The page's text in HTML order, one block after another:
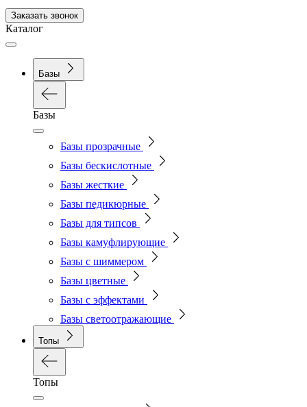
Заказать звонок
Каталог
Базы
Базы
Базы прозрачные
Базы бескислотные
Базы жесткие
Базы педикюрные
Базы для типсов
Базы камуфлирующие
Базы с шиммером
Базы цветные
Базы с эффектами
Базы светоотражающие
Топы
Топы